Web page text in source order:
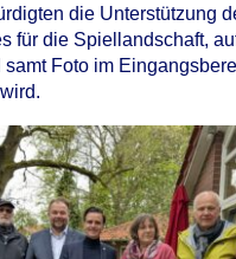
die Unterstützung
für die Spiellandschaft,
Foto im